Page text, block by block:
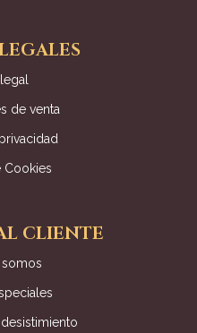
de venta
Cookies
CLIENTE
somos